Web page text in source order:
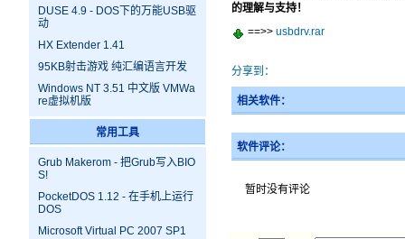
DUSE 4.9 - DOS下的万能USB驱
动
HX Extender 1.41
95KB射击游戏 纯汇编语言开发
Windows NT 3.51 中文版 VMWa
re虚拟机版
常用工具
Grub Makerom - 把Grub写入BIO
S!
PocketDOS 1.12 - 在手机上运行
DOS
Microsoft Virtual PC 2007 SP1
的理解与支持！
==>> usbdrv.rar
分享到：
相关软件：
软件评论：
暂时没有评论